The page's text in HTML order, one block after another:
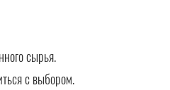
сырья.
с выбором.